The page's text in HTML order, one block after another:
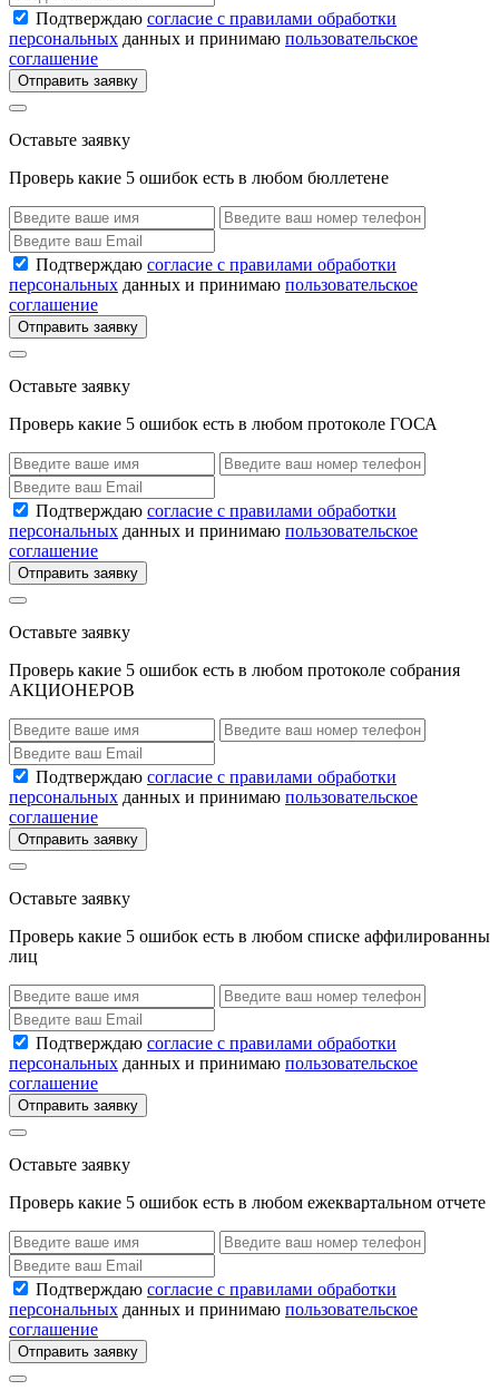
Подтверждаю согласие с правилами обработки
персональных данных и принимаю пользовательское
соглашение
Отправить заявку
Оставьте заявку
Проверь какие 5 ошибок есть в любом бюллетене
Подтверждаю согласие с правилами обработки
персональных данных и принимаю пользовательское
соглашение
Отправить заявку
Оставьте заявку
Проверь какие 5 ошибок есть в любом протоколе ГОСА
Подтверждаю согласие с правилами обработки
персональных данных и принимаю пользовательское
соглашение
Отправить заявку
Оставьте заявку
Проверь какие 5 ошибок есть в любом протоколе собрания
АКЦИОНЕРОВ
Подтверждаю согласие с правилами обработки
персональных данных и принимаю пользовательское
соглашение
Отправить заявку
Оставьте заявку
Проверь какие 5 ошибок есть в любом списке аффилированны
лиц
Подтверждаю согласие с правилами обработки
персональных данных и принимаю пользовательское
соглашение
Отправить заявку
Оставьте заявку
Проверь какие 5 ошибок есть в любом ежеквартальном отчете
Подтверждаю согласие с правилами обработки
персональных данных и принимаю пользовательское
соглашение
Отправить заявку